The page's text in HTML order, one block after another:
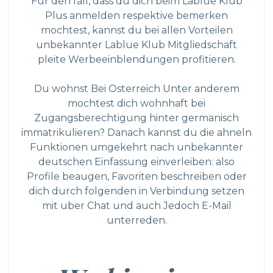
Plus anmelden respektive bemerken
mochtest, kannst du bei allen Vorteilen
unbekannter Lablue Klub Mitgliedschaft
pleite Werbeeinblendungen profitieren.
Du wohnst Bei Osterreich Unter anderem
mochtest dich wohnhaft bei
Zugangsberechtigung hinter germanisch
immatrikulieren? Danach kannst du die ahneln
Funktionen umgekehrt nach unbekannter
deutschen Einfassung einverleiben: also
Profile beaugen, Favoriten beschreiben oder
dich durch folgenden in Verbindung setzen
mit uber Chat und auch Jedoch E-Mail
unterreden.